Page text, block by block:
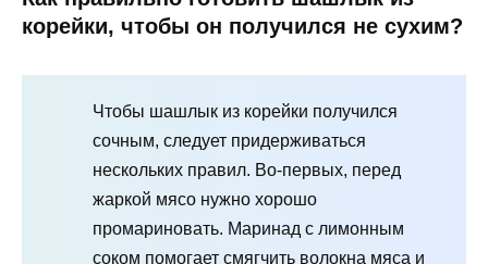
корейки, чтобы он получился не сухим?
Чтобы шашлык из корейки получился
сочным, следует придерживаться
нескольких правил. Во-первых, перед
жаркой мясо нужно хорошо
промариновать. Маринад с лимонным
соком помогает смягчить волокна мяса и